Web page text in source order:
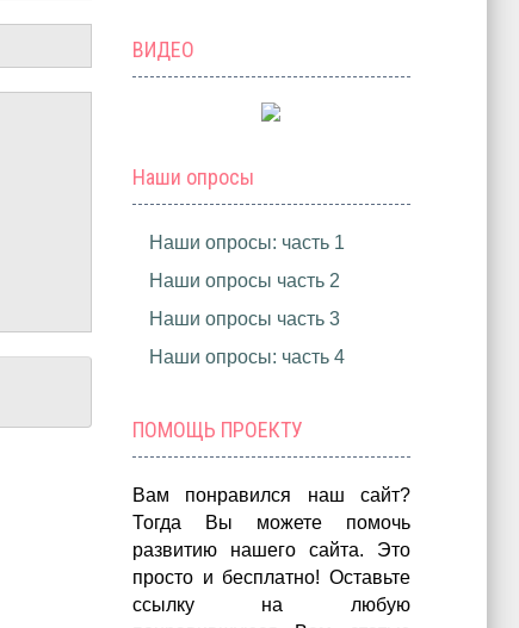
ВИДЕО
Наши опросы
Наши опросы: часть 1
Наши опросы часть 2
Наши опросы часть 3
Наши опросы: часть 4
ПОМОЩЬ ПРОЕКТУ
Вам понравился наш сайт?
Тогда Вы можете помочь
развитию нашего сайта. Это
просто и бесплатно! Оставьте
ссылку на любую